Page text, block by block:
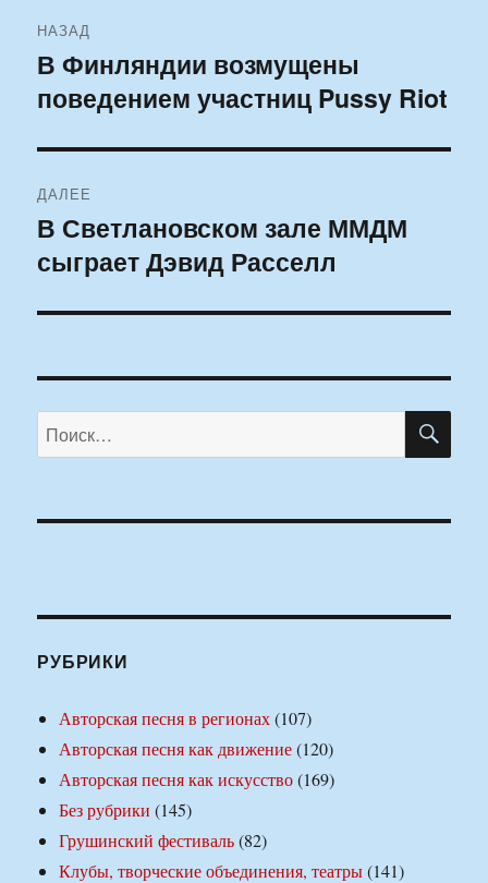
по
записям
НАЗАД
Предыдущая
запись:
В Финляндии возмущены
поведением участниц Pussy Riot
ДАЛЕЕ
Следующая
запись:
В Светлановском зале ММДМ
сыграет Дэвид Расселл
Искать:
РУБРИКИ
Авторская песня в регионах(107)
Авторская песня как движение(120)
Авторская песня как искусство(169)
Без рубрики (145)
Грушинский фестиваль(82)
Клубы, творческие объединения, театры(141)